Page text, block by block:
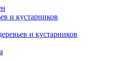
и кустарников
и кустарников